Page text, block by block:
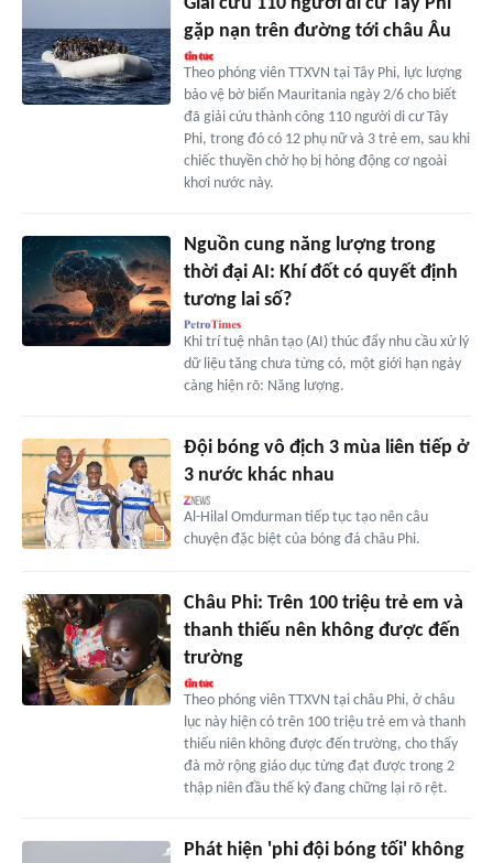
gặp nạn trên đường tới châu Âu
Theo phóng viên TTXVN tại Tây Phi, lực lượng
bảo vệ bờ biển Mauritania ngày 2/6 cho biết
đã giải cứu thành công 110 người di cư Tây
Phi, trong đó có 12 phụ nữ và 3 trẻ em, sau khi
chiếc thuyền chở họ bị hỏng động cơ ngoài
khơi nước này.
Nguồn cung năng lượng trong
thời đại AI: Khí đốt có quyết định
tương lai số?
Khi trí tuệ nhân tạo (AI) thúc đẩy nhu cầu xử lý
dữ liệu tăng chưa từng có, một giới hạn ngày
càng hiện rõ: Năng lượng.
Đội bóng vô địch 3 mùa liên tiếp ở
3 nước khác nhau
Al-Hilal Omdurman tiếp tục tạo nên câu
chuyện đặc biệt của bóng đá châu Phi.
Châu Phi: Trên 100 triệu trẻ em và
thanh thiếu nên không được đến
trường
Theo phóng viên TTXVN tại châu Phi, ở châu
lục này hiện có trên 100 triệu trẻ em và thanh
thiếu niên không được đến trường, cho thấy
đà mở rộng giáo dục từng đạt được trong 2
thập niên đầu thế kỷ đang chững lại rõ rệt.
Phát hiện 'phi đội bóng tối' không